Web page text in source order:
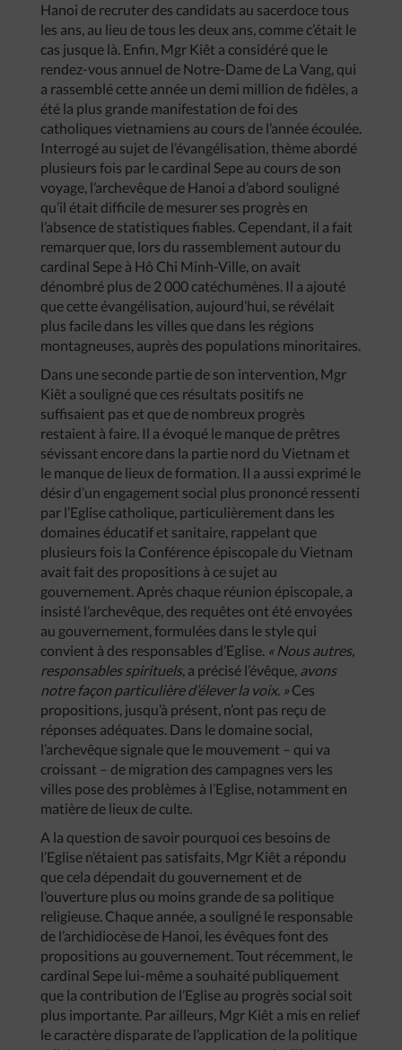
Hanoi de recruter des candidats au sacerdoce tous
les ans, au lieu de tous les deux ans, comme c’était le
cas jusque là. Enfin, Mgr Kiêt a considéré que le
rendez-vous annuel de Notre-Dame de La Vang, qui
a rassemblé cette année un demi million de fidèles, a
été la plus grande manifestation de foi des
catholiques vietnamiens au cours de l’année écoulée.
Interrogé au sujet de l’évangélisation, thème abordé
plusieurs fois par le cardinal Sepe au cours de son
voyage, l’archevêque de Hanoi a d’abord souligné
qu’il était difficile de mesurer ses progrès en
l’absence de statistiques fiables. Cependant, il a fait
remarquer que, lors du rassemblement autour du
cardinal Sepe à Hô Chi Minh-Ville, on avait
dénombré plus de 2 000 catéchumènes. Il a ajouté
que cette évangélisation, aujourd’hui, se révélait
plus facile dans les villes que dans les régions
montagneuses, auprès des populations minoritaires.
Dans une seconde partie de son intervention, Mgr
Kiêt a souligné que ces résultats positifs ne
suffisaient pas et que de nombreux progrès
restaient à faire. Il a évoqué le manque de prêtres
sévissant encore dans la partie nord du Vietnam et
le manque de lieux de formation. Il a aussi exprimé le
désir d’un engagement social plus prononcé ressenti
par l’Eglise catholique, particulièrement dans les
domaines éducatif et sanitaire, rappelant que
plusieurs fois la Conférence épiscopale du Vietnam
avait fait des propositions à ce sujet au
gouvernement. Après chaque réunion épiscopale, a
insisté l’archevêque, des requêtes ont été envoyées
au gouvernement, formulées dans le style qui
convient à des responsables d’Eglise. « Nous autres,
responsables spirituels, a précisé l’évêque, avons
notre façon particulière d’élever la voix. » Ces
propositions, jusqu’à présent, n’ont pas reçu de
réponses adéquates. Dans le domaine social,
l’archevêque signale que le mouvement – qui va
croissant – de migration des campagnes vers les
villes pose des problèmes à l’Eglise, notamment en
matière de lieux de culte.
A la question de savoir pourquoi ces besoins de
l’Eglise n’étaient pas satisfaits, Mgr Kiêt a répondu
que cela dépendait du gouvernement et de
l’ouverture plus ou moins grande de sa politique
religieuse. Chaque année, a souligné le responsable
de l’archidiocèse de Hanoi, les évêques font des
propositions au gouvernement. Tout récemment, le
cardinal Sepe lui-même a souhaité publiquement
que la contribution de l’Eglise au progrès social soit
plus importante. Par ailleurs, Mgr Kiêt a mis en relief
le caractère disparate de l’application de la politique